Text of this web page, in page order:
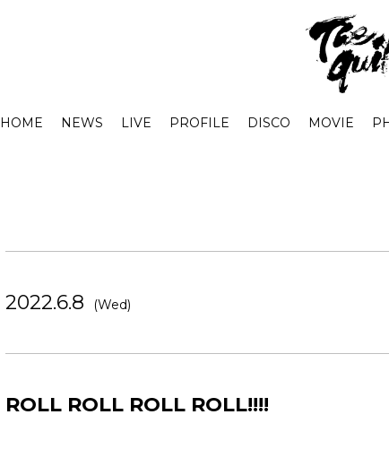
HOME NEWS LIVE PROFILE DISCO MOVIE
2022.6.8 (Wed)
ROLL ROLL ROLL ROLL!!!!